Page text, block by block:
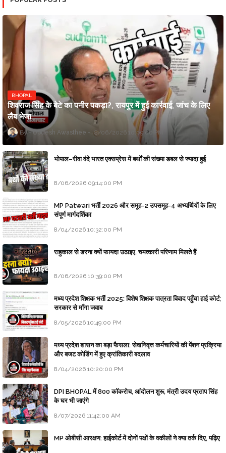
BHOPAL
शिवराज सिंह के बेटे का पनीर पकड़ा?, रायपुर में हुई कार्रवाई, जांच के लिए
लैब भेजा
Updesh Awasthee 8/06/2026 10:09:00 PM
भोपाल–रीवा वंदे भारत एक्सप्रेस में बर्थों की संख्या डबल से ज्यादा हुई
8/06/2026 09:14:00 PM
MP Patwari भर्ती 2026 और समूह-2 उपसमूह-4 अभ्यर्थियों के लिए
संपूर्ण मार्गदर्शिका
8/04/2026 10:32:00 PM
राहुकाल से डरना क्यों फायदा उठाइए, चमत्कारी परिणाम मिलते हैं
8/06/2026 10:39:00 PM
मध्य प्रदेश शिक्षक भर्ती 2025: विशेष शिक्षक पात्रता विवाद पहुँचा हाई कोर्ट;
सरकार से माँगा जवाब
8/05/2026 10:49:00 PM
मध्य प्रदेश शासन का बड़ा फैसला: सेवानिवृत्त कर्मचारियों की पेंशन प्रक्रिया
और बजट कोडिंग में हुए क्रांतिकारी बदलाव
8/04/2026 10:20:00 PM
DPI BHOPAL में 800 कॉकरोच, आंदोलन शुरू, मंत्री उदय प्रताप सिंह
के घर भी जाएंगे
8/07/2026 11:42:00 AM
MP ओबीसी आरक्षण: हाईकोर्ट में दोनों पक्षों के वकीलों ने क्या तर्क दिए, पढ़िए